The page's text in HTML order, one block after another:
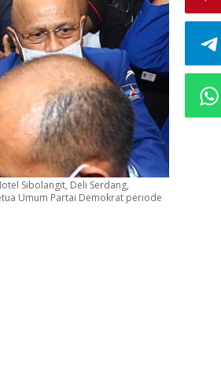
Sibolangit, Deli Serdang,
Umum Partai Demokrat periode